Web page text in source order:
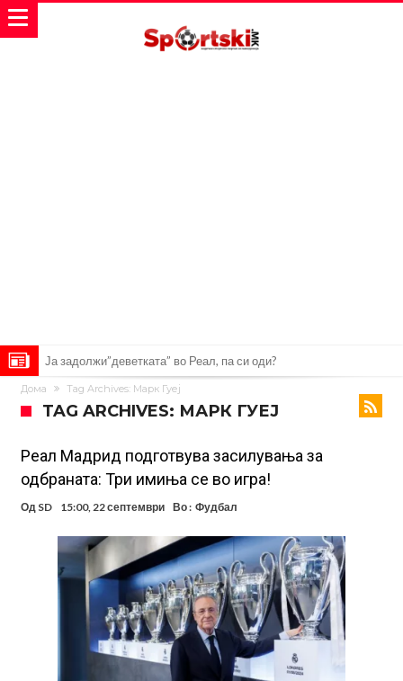
Ја задолжи”деветката” во Реал, па си оди?
Арсенал ја одреди цената за шпанскиот репрезентативец: Реал и
сензационалниот план Б!
Се подготвува трансфер кој ќе го потресе светот на фудбалот, во
центарот на сè – Нејмар!
Интер се насочува кон англиски репрезентативец
Барселона и Манчестер Сити се сè поблиску до договор за Родри
ПСЖ и Барселона се договориле за цената на Торес
Трабзонспор не застанува: Договорен е напаѓач, играше со Салах
во Ливерпул
Шок на тренингот на Барселона: Се слушна врисок, а потоа со
солзи го напушти теренот
Крај на сагата со Хари Кејн: Англичанецот ја соопшти конечната
одлука на раководството на Бајерн
Дома Tag Archives: Марк Гуеј
TAG ARCHIVES: МАРК ГУЕЈ
Реал Мадрид подготвува засилувања за
одбраната: Три имиња се во игра!
Од SD 15:00, 22 септември Во : Фудбал